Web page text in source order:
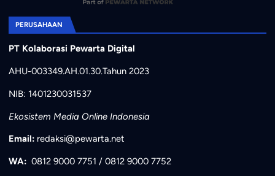
PERUSAHAAN
PT Kolaborasi Pewarta Digital
AHU-003349.AH.01.30.Tahun 2023
NIB: 1401230031537
Ekosistem Media Online Indonesia
Email: redaksi@pewarta.net
WA: 0812 9000 7751 / 0812 9000 7752